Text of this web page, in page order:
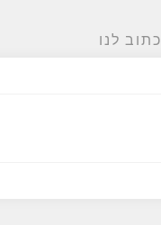
כתוב לנו